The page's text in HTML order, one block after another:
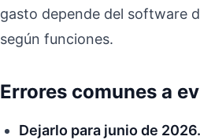
gasto depende del software
según funciones.
Errores comunes a
Dejarlo para junio de 2026.